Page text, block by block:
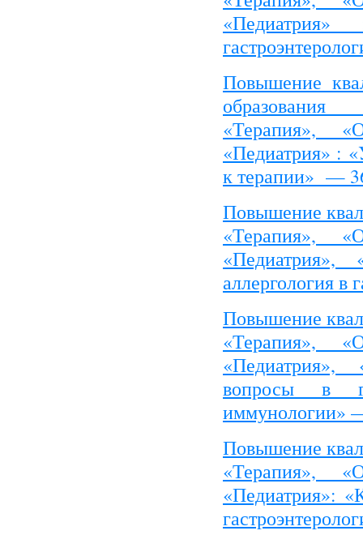
Повышение
«Терапия»,
«Педиатрия» :
к терапии» —
Повышение
«Терапия»,
«Педиатрия»,
аллергология в
Повышение
«Терапия»,
«Педиатрия»,
вопросы в
иммунологии»
Повышение
«Терапия»,
«Педиатрия»: